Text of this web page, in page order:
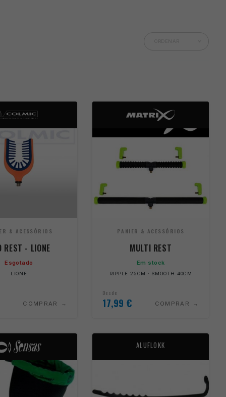
& ACESSÓRIOS
REST - LIONE
Esgotado
LIONE
COMPRAR
PANIER & ACESSÓRIOS
MULTI REST
Em stock
RIPPLE 25CM · SMOOTH 40CM
Desde
17,99 € COMPRAR
ALUFLOKK